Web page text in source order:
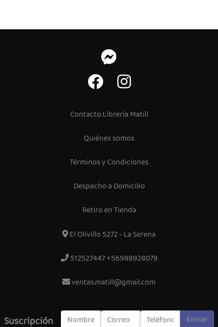
Contacto Librería Matill
Quiénes somos
Términos y Condiciones
Despacho a Domicilio
Retiro en Tienda
El Olivillo 5272 - La Serena
512527447 +56988928079
ventas.matill@gmail.com
Suscripción Enviar